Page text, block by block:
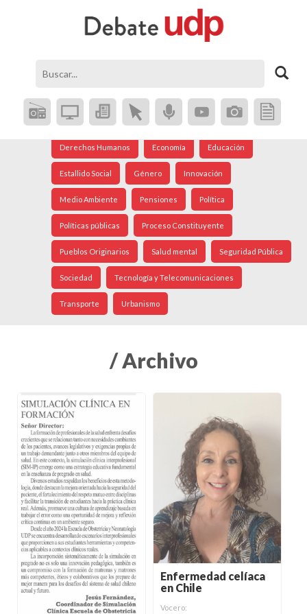
Coronavirus Crisis Social Democracia
Derechos Humanos Economía Educación
Estallido Social Género Innovación
Medio Ambiente Pensiones Política
Políticas públicas Proceso Constituyente
Pueblos Originarios Salud mental Seguridad Pública
Sociedad Tecnología y Telecomunicaciones
Transporte Urbanismo
/ Archivo
Enfermedad celíaca
en Chile
Vocero: